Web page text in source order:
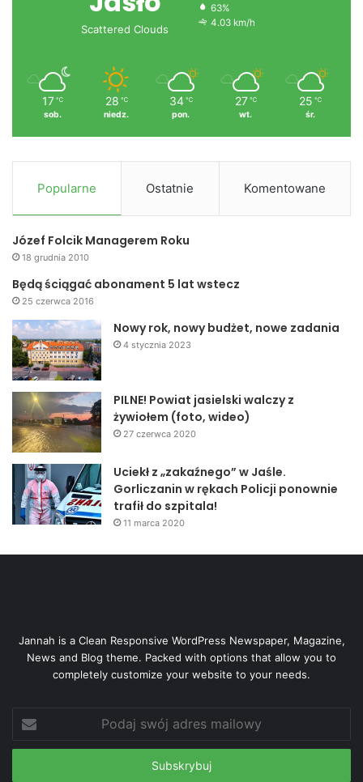
Scattered Clouds
63%
4.03 km/h
17 ℃
sob.
28 ℃
niedz.
34 ℃
pon.
27 ℃
wt.
25 ℃
śr.
Popularne Ostatnie Komentowane
Józef Folcik Managerem Roku
18 grudnia 2010
Będą ściągać abonament 5 lat wstecz
25 czerwca 2016
Nowy rok, nowy budżet, nowe zadania
4 stycznia 2023
PILNE! Powiat jasielski walczy z
żywiołem (foto, wideo)
27 czerwca 2020
Uciekł z „zakaźnego” w Jaśle.
Gorliczanin w rękach Policji ponownie
trafił do szpitala!
11 marca 2020
Jannah is a Clean Responsive WordPress Newspaper, Magazine,
News and Blog theme. Packed with options that allow you to
completely customize your website to your needs.
swój
adres